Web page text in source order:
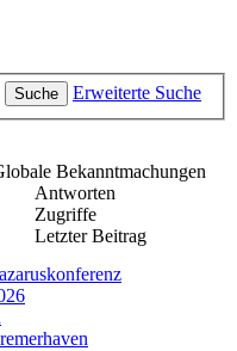
Suche
Erweiterte Suche
Bekanntmachungen
Antworten
Zugriffe
Letzter Beitrag